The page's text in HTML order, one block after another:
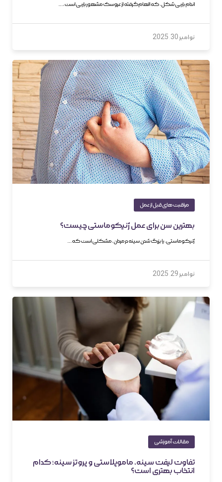
اندام باربی شکل، که الهام‌گرفته از عروسک مشهور باربی است،…
نوامبر 30, 2025
مراقبت های قبل از عمل
بهترین سن برای عمل ژنیکوماستی چیست؟
ژنیکوماستی، یا بزرگ شدن سینه در مردان، مشکلی است که…
نوامبر 29, 2025
مقالات آموزشی
تفاوت لیفت سینه، ماموپلاستی و پروتز سینه؛ کدام
انتخاب بهتری است؟